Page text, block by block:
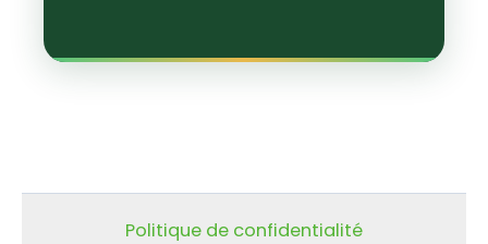
Politique de confidentialité